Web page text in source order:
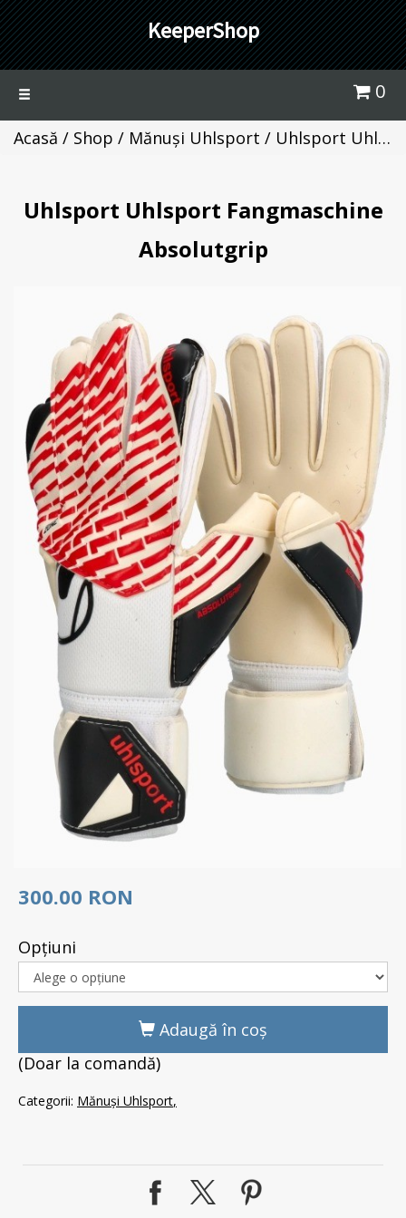
KeeperShop
Toggle
0
Acasă / Shop / Mănuși Uhlsport / Uhlsport Uhlsport Fangmaschine Absolutgrip
Uhlsport Uhlsport Fangmaschine
Absolutgrip
300.00 RON
Opţiuni
Adaugă în coş
(Doar la comandă)
Categorii: Mănuși Uhlsport